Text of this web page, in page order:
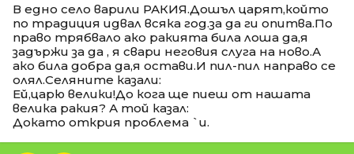
В едно село варили РАКИЯ.Дошъл царят,който
по традиция идвал всяка год.за да ги опитва.По
право трябвало ако ракията била лоша да,я
задържи за да , я свари неговия слуга на ново.А
ако била добра да,я остави.И пил-пил направо се
олял.Селяните казали:
Ей,царю велики!До кога ще пиеш от нашата
велика ракия? А той казал:
Докато открия проблема `и.